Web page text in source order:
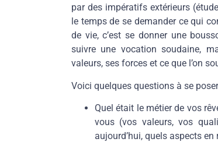
par des impératifs extérieurs
le temps de se demander ce qui
de vie, c’est se donner une
suivre une vocation soudaine,
valeurs, ses forces et ce que l’on
Voici quelques questions à se
Quel était le métier de vos
vous (vos valeurs, vos
aujourd’hui, quels aspects